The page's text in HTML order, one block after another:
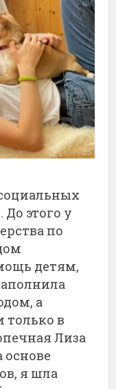
До этого у
по
детям,
а
только в
Лиза
я шла